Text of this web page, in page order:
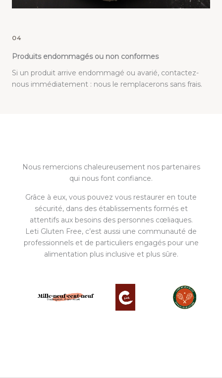
04
Produits endommagés ou non conformes
Si un produit arrive endommagé ou avarié, contactez-
nous immédiatement : nous le remplacerons sans frais.
Nous remercions chaleureusement nos partenaires
qui nous font confiance.
Grâce à eux, vous pouvez vous restaurer en toute
sécurité, dans des établissements formés et
attentifs aux besoins des personnes cœliaques.
Leti Gluten Free, c’est aussi une communauté de
professionnels et de particuliers engagés pour une
alimentation plus inclusive et plus sûre.